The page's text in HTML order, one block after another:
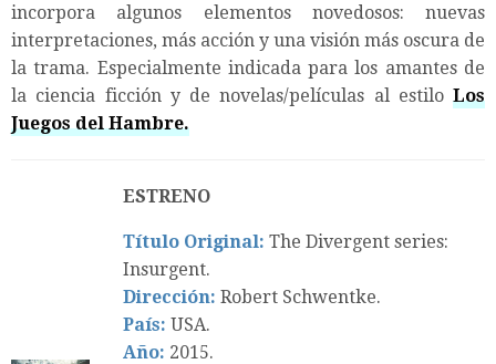
incorpora algunos elementos novedosos: nuevas
interpretaciones, más acción y una visión más oscura de
la trama. Especialmente indicada para los amantes de
la ciencia ficción y de novelas/películas al estilo Los
Juegos del Hambre.
ESTRENO
Título Original: The Divergent series:
Insurgent.
Dirección: Robert Schwentke.
País: USA.
Año: 2015.